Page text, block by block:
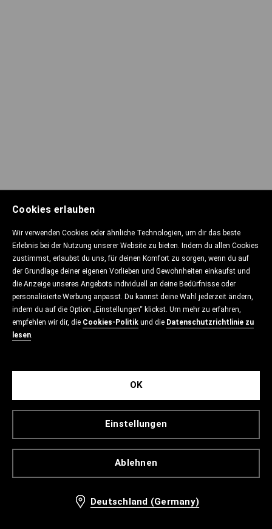
Cookies erlauben
Wir verwenden Cookies oder ähnliche Technologien, um dir das beste
Erlebnis bei der Nutzung unserer Website zu bieten. Indem du allen Cookies
zustimmst, erlaubst du uns, für deinen Komfort zu sorgen, wenn du auf
der Grundlage deiner eigenen Vorlieben und Gewohnheiten einkaufst und
die Anzeige unseres Angebots individuell an deine Bedürfnisse oder
personalisierte Werbung anpasst. Du kannst deine Wahl jederzeit ändern,
indem du auf die Option „Einstellungen“ klickst. Um mehr zu erfahren,
empfehlen wir dir, die Cookies-Politik und die Datenschutzrichtlinie zu
lesen.
Ablehnen
Einstellungen
OK
Deutschland (Germany)